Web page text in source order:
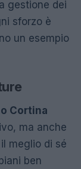
gestione dei
sforzo è
un esempio
Cortina
ma anche
meglio di sé
ben